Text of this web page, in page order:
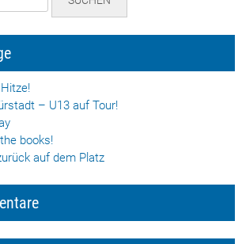
– U13 auf Tour!
books!
auf dem Platz